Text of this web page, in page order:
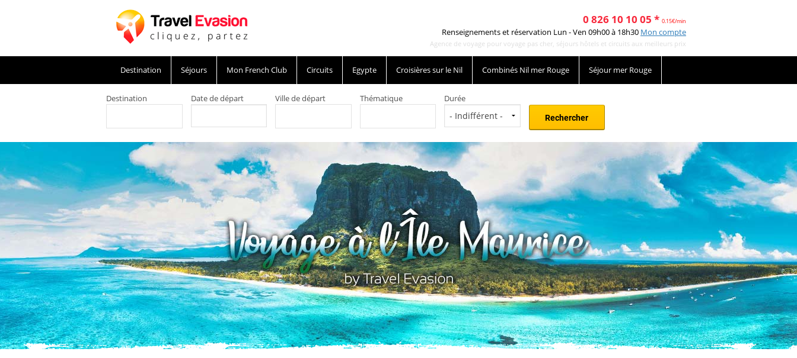
0 826 10 10 05 * 0.15€/min
Renseignements et réservation Lun - Ven 09h00 à 18h30 Mon compte
Agence de voyage pour voyage pas cher, séjours hôtels et circuits aux meilleurs prix
Destination Séjours Mon French Club Circuits Egypte Croisières sur le Nil Combinés Nil mer Rouge Séjour mer Rouge
Destination Date de départ Ville de départ Thématique Durée
Voyage Ile Maurice, des séjours Mauriciens au bon prix.